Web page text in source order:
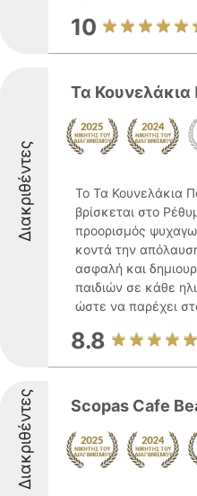
10
Διακριθέντες
Τα
Το Τα Κουνελάκια
βρίσκεται στο
προορισμός
κοντά την
ασφαλή και
παιδιών σε κάθε
ώστε να παρέχει
8.8
Διακριθέντες Scopas Cafe